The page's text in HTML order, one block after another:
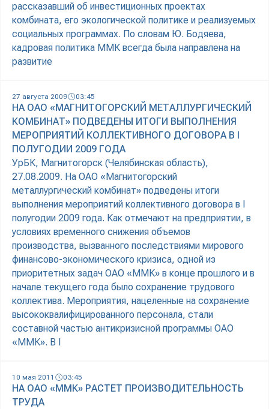
рассказавший об инвестиционных проектах
комбината, его экологической политике и реализуемых
социальных программах. По словам Ю. Бодяева,
кадровая политика ММК всегда была направлена на
развитие
27 августа 2009 03:45
НА ОАО «МАГНИТОГОРСКИЙ МЕТАЛЛУРГИЧЕСКИЙ
КОМБИНАТ» ПОДВЕДЕНЫ ИТОГИ ВЫПОЛНЕНИЯ
МЕРОПРИЯТИЙ КОЛЛЕКТИВНОГО ДОГОВОРА В I
ПОЛУГОДИИ 2009 ГОДА
УрБК, Магнитогорск (Челябинская область),
27.08.2009. На ОАО «Магнитогорский
металлургический комбинат» подведены итоги
выполнения мероприятий коллективного договора в I
полугодии 2009 года. Как отмечают на предприятии, в
условиях временного снижения объемов
производства, вызванного последствиями мирового
финансово-экономического кризиса, одной из
приоритетных задач ОАО «ММК» в конце прошлого и в
начале текущего года было сохранение трудового
коллектива. Мероприятия, нацеленные на сохранение
высококвалифицированного персонала, стали
составной частью антикризисной программы ОАО
«ММК». В I
10 мая 2011 03:45
НА ОАО «ММК» РАСТЕТ ПРОИЗВОДИТЕЛЬНОСТЬ
ТРУДА